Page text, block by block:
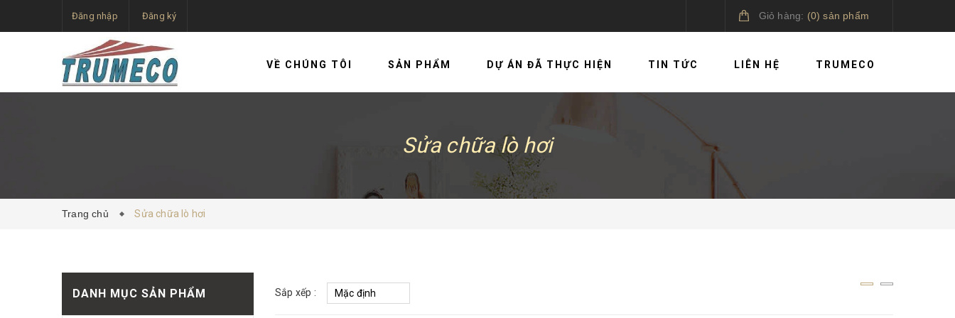
Đăng nhập Đăng ký Giỏ hàng: (0)sản phẩm
VỀ CHÚNG TÔI SẢN PHẨM DỰ ÁN ĐÃ THỰC HIỆN TIN TỨC LIÊN HỆ TRUMECO
Sửa chữa lò hơi
Trang chủ Sửa chữa lò hơi
DANH MỤC SẢN PHẨM Sắp xếp :